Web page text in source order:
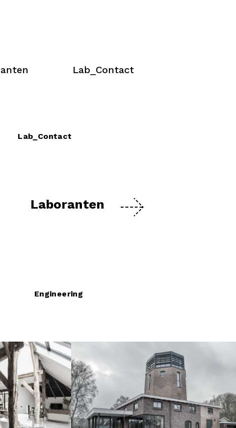
Lab_Contact
Lab_Contact
Laboranten
Engineering
Molen Weltevreden in